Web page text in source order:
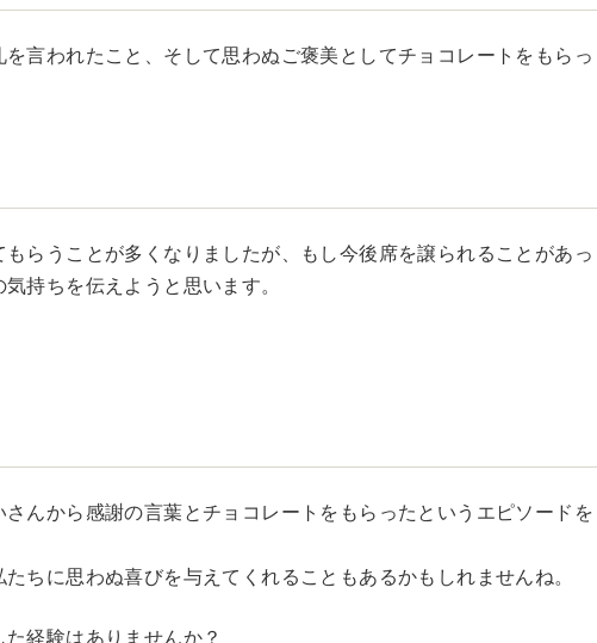
言われたこと、そして思わぬご褒美としてチョコレートをもらっ
らうことが多くなりましたが、もし今後席を譲られることがあっ
持ちを伝えようと思います。
んから感謝の言葉とチョコレートをもらったというエピソードを
ちに思わぬ喜びを与えてくれることもあるかもしれませんね。
経験はありませんか？